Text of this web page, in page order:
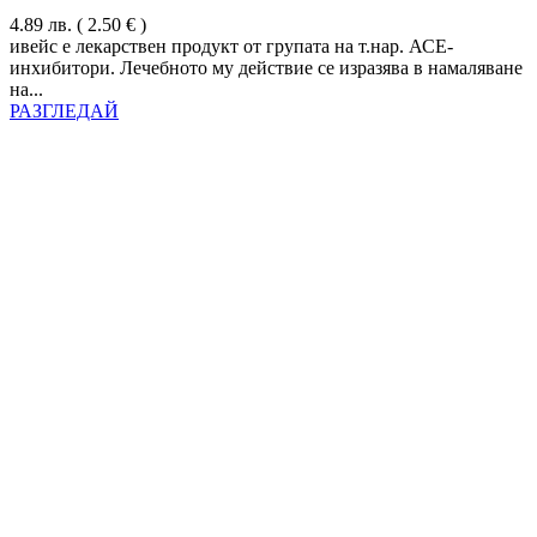
4.89 лв. ( 2.50 € )
ивейс е лекарствен продукт от групата на т.нар. АСЕ-
инхибитори. Лечебното му действие се изразява в намаляване
на...
РАЗГЛЕДАЙ